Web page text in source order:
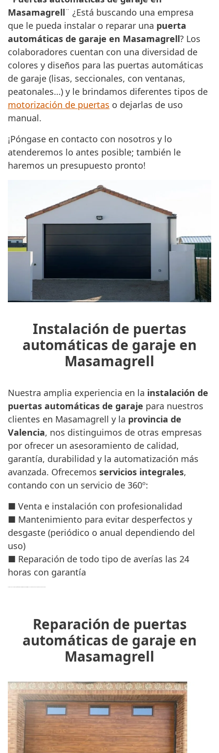
Masamagrell¨ ¿Está buscando una empresa
que le pueda instalar o reparar una puerta
automáticas de garaje en Masamagrell? Los
colaboradores cuentan con una diversidad de
colores y diseños para las puertas automáticas
de garaje (lisas, seccionales, con ventanas,
peatonales…) y le brindamos diferentes tipos de
motorización de puertas o dejarlas de uso
manual.
¡Póngase en contacto con nosotros y lo
atenderemos lo antes posible; también le
haremos un presupuesto pronto!
Instalación de puertas
automáticas de garaje en
Masamagrell
Nuestra amplia experiencia en la instalación de
puertas automáticas de garaje para nuestros
clientes en Masamagrell y la provincia de
Valencia, nos distinguimos de otras empresas
por ofrecer un asesoramiento de calidad,
garantía, durabilidad y la automatización más
avanzada. Ofrecemos servicios integrales,
contando con un servicio de 360º:
■ Venta e instalación con profesionalidad
■ Mantenimiento para evitar desperfectos y
desgaste (periódico o anual dependiendo del
uso)
■ Reparación de todo tipo de averías las 24
horas con garantía
Reparación de puertas
automáticas de garaje en
Masamagrell